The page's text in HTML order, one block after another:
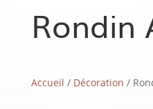
Rondin
Accueil / Décoration /